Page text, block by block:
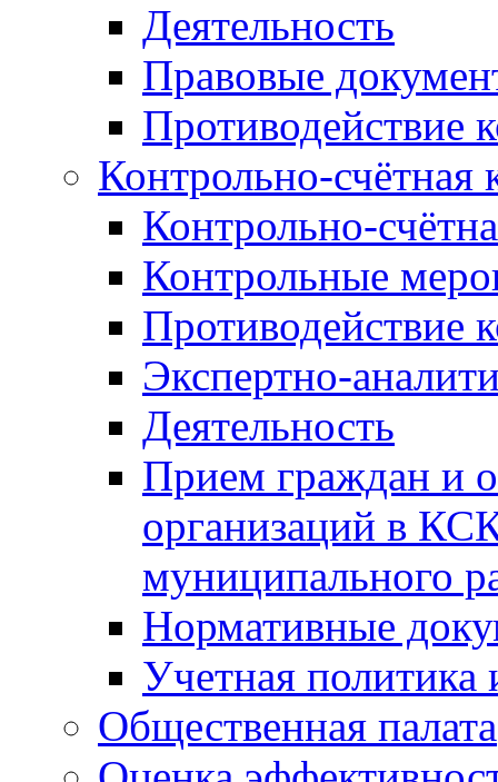
Деятельность
Правовые
Противодействие
Контрольно-счётная
Контрольно-
Контрольные
Противодействие
Экспертно-
Деятельность
Прием граждан и
организаций в
муниципального
Нормативные
Учетная политика
Общественная палата